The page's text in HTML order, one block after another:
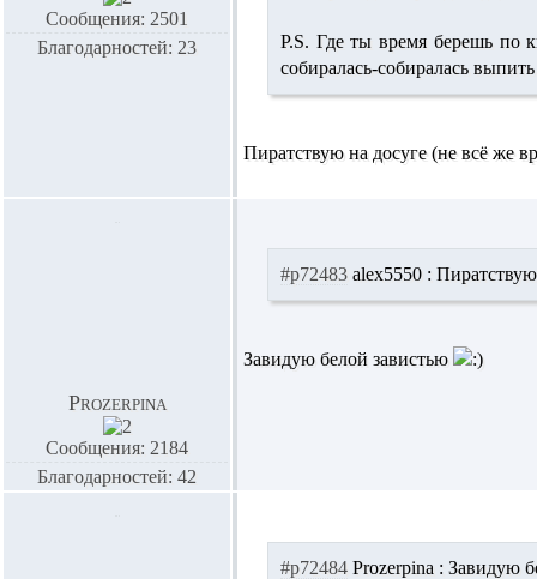
Сообщения: 2501
Благодарностей: 23
P.S. Где ты время берешь по
собиралась-собиралась
Пиратствую на досуге (не всё же
Prozerpina
Сообщения: 2184
Благодарностей: 42
#p72483 alex5550 :
Завидую белой завистью
#p72484 Prozerpina : Завидую